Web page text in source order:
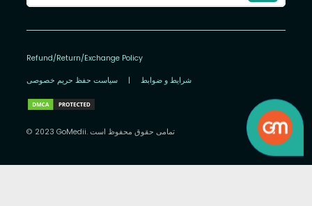
Refund/Return/Exchange Policy
سیاست حفظ حریم خصوصی | شرایط و ضوابط
© 2023 GoMedii. تمامی حقوق محفوظ است